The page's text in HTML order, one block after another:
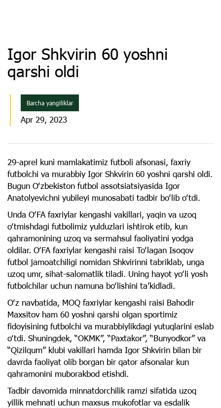
Igor Shkvirin 60 yoshni
qarshi oldi
Barcha yangiliklar
Apr 29, 2023
29-aprel kuni mamlakatimiz futboli afsonasi, faxriy
futbolchi va murabbiy Igor Shkvirin 60 yoshni qarshi oldi.
Bugun Oʻzbekiston futbol assotsiatsiyasida Igor
Anatolyevichni yubileyi munosabati tadbir boʻlib oʻtdi.
Unda OʻFA faxriylar kengashi vakillari, yaqin va uzoq
oʻtmishdagi futbolimiz yulduzlari ishtirok etib, kun
qahramonining uzoq va sermahsul faoliyatini yodga
oldilar. OʻFA faxriylar kengashi raisi Toʻlagan Isoqov
futbol jamoatchiligi nomidan Shkvirinni tabriklab, unga
uzoq umr, sihat-salomatlik tiladi. Uning hayot yoʻli yosh
futbolchilar uchun namuna boʻlishini taʼkidladi.
Oʻz navbatida, MOQ faxriylar kengashi raisi Bahodir
Maxsitov ham 60 yoshni qarshi olgan sportimiz
fidoyisining futbolchi va murabbiylikdagi yutuqlarini eslab
oʻtdi. Shuningdek, “OKMK”, “Paxtakor”, “Bunyodkor” va
“Qizilqum” klubi vakillari hamda Igor Shkvirin bilan bir
davrda faoliyat olib borgan bir qator afsonalar kun
qahramonini muborakbod etishdi.
Tadbir davomida minnatdorchilik ramzi sifatida uzoq
yillik mehnati uchun maxsus mukofotlar va esdalik